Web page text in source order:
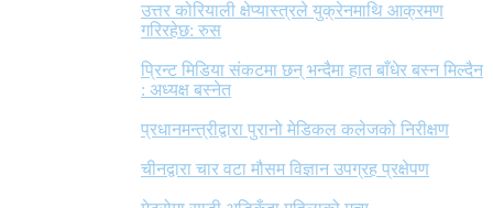
उत्तर कोरियाली क्षेप्यास्त्रले युक्रेनमाथि आक्रमण
गरिरहेछ: रुस
प्रिन्ट मिडिया संकटमा छन् भन्दैमा हात बाँधेर बस्न मिल्दैन
: अध्यक्ष बस्नेत
प्रधानमन्त्रीद्वारा पुरानो मेडिकल कलेजको निरीक्षण
चीनद्वारा चार वटा मौसम विज्ञान उपग्रह प्रक्षेपण